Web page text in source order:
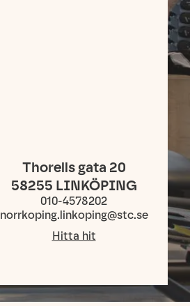
Thorells gata 20
58255 LINKÖPING
010-4578202
norrkoping.linkoping@stc.se
Hitta hit